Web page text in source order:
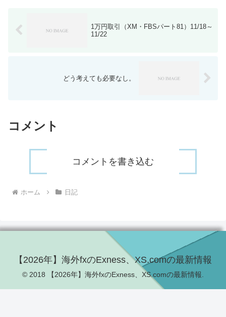
1万円取引（XM・FBSパート81）11/18～
11/22
どう考えても必要なし。
コメント
コメントを書き込む
ホーム 日記
【2026年】海外fxのExness、XS.comの最新情報
© 2018 【2026年】海外fxのExness、XS.comの最新情報.